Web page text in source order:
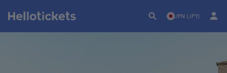
JPN (JPY)